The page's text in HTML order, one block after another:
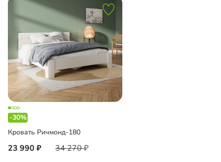
-30%
Кровать Ричмонд-180
23 990 34 270